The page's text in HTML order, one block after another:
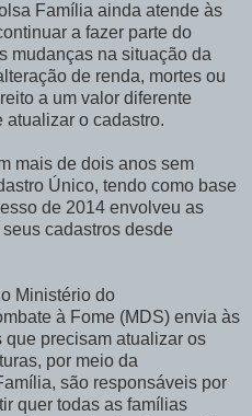
Família ainda atende às
a fazer parte do
mudanças na situação da
de renda, mortes ou
a um valor diferente
o cadastro.
mais de dois anos sem
Único, tendo como base
de 2014 envolveu as
cadastros desde
Ministério do
à Fome (MDS) envia às
precisam atualizar os
por meio da
são responsáveis por
quer todas as famílias